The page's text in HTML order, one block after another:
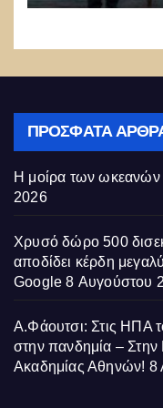
ΠΡΌΣΦΑΤΑ
Η μοίρα των ωκεανών
2026
Χρυσό δώρο 500
αποδίδει κέρδη
Google 8 Αυγούστου
Α.Φάουτσι: Στις ΗΠΑ
στην πανδημία – Στην
Ακαδημίας Αθηνών! 8